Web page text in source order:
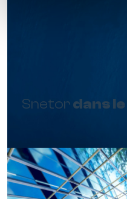
Snetordans